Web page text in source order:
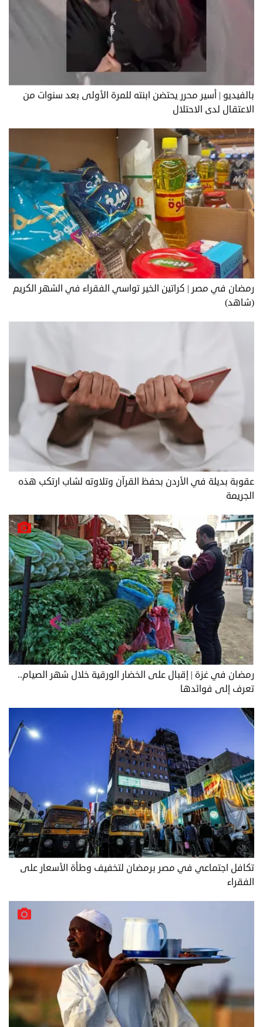
بالفيديو | أسير محرر يحتضن ابنته للمرة الأولى بعد سنوات من
الاعتقال لدى الاحتلال
رمضان في مصر | كراتين الخير تواسي الفقراء في الشهر الكريم
(شاهد)
عقوبة بديلة في الأردن بحفظ القرآن وتلاوته لشاب ارتكب هذه
الجريمة
رمضان في غزة | إقبال على الخضار الورقية خلال شهر الصيام..
تعرف إلى فوائدها
تكافل اجتماعي في مصر برمضان لتخفيف وطأة الأسعار على
الفقراء